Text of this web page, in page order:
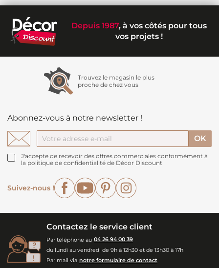
Depuis 1987, à vos côtés pour tous
vos projets !
Trouvez le magasin le plus
proche de chez vous
Abonnez-vous à notre newsletter !
J'accepte de recevoir des offres commerciales conformément à
la politique de confidentialité de Décor Discount
Suivez-nous !
FacebookYouTubePinterest
Contactez le service client
Par téléphone au 04 26 94 00 39
du lundi au vendredi de 9h à 12h30 et de 13h30 à 17h
Par mail via notre formulaire de contact